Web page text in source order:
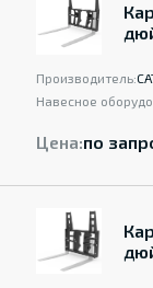
Производитель:
Навесное
Цена:по